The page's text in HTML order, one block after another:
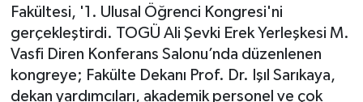
Fakültesi, '1. Ulusal Öğrenci Kongresi'ni
gerçekleştirdi. TOGÜ Ali Şevki Erek Yerleşkesi M.
Vasfi Diren Konferans Salonu’nda düzenlenen
kongreye; Fakülte Dekanı Prof. Dr. Işıl Sarıkaya,
dekan yardımcıları, akademik personel ve çok
Magazin
Politika
Tüm Manşetler
Son Dakika Haberleri